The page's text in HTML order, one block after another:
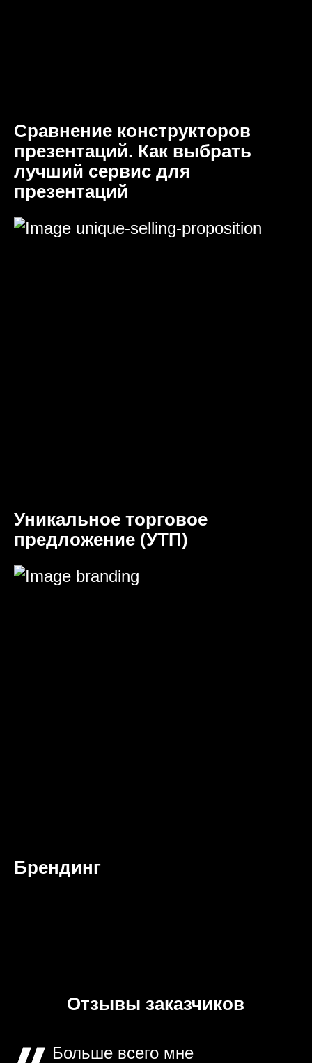
Сравнение конструкторов
презентаций. Как выбрать
лучший сервис для
презентаций
Уникальное торговое
предложение (УТП)
Брендинг
Отзывы заказчиков
Больше всего мне